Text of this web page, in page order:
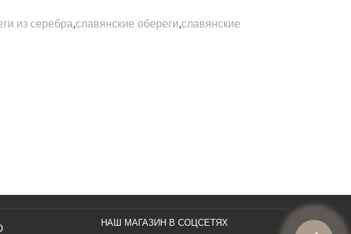
из серебра,славянские обереги,славянские
НАШ МАГАЗИН В СОЦСЕТЯХ